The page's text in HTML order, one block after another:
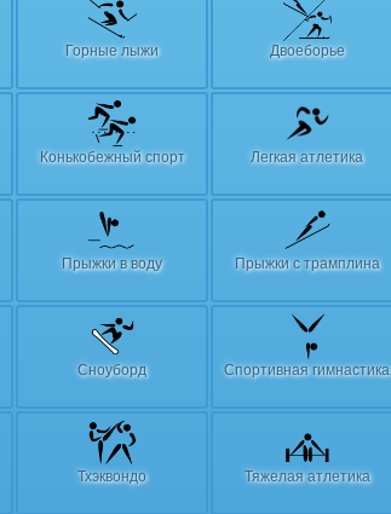
Горные лыжи Двоеборье
Конькобежный спорт Легкая атлетика
Прыжки в воду Прыжки с трамплина
Сноуборд Спортивная гимнастика
Тхэквондо Тяжелая атлетика